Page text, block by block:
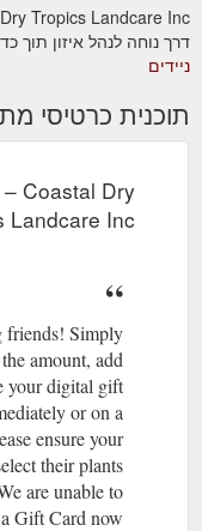
דרך נוחה לנהל איזון תוך
ניידים
תוכנית כרטיסי
Coastal Dry
Landcare Inc
friends! Simply
amount, add
your digital gift
or on a
ensure your
their plants
are unable to
Gift Card now